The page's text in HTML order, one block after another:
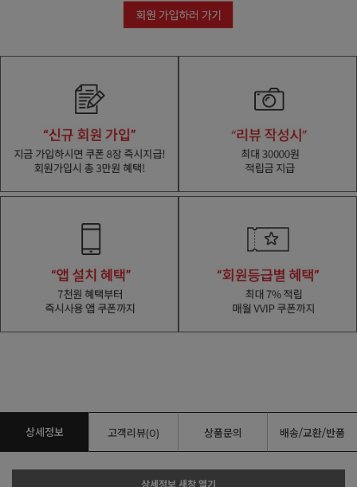
상세정보 고객리뷰(0) 상품문의 배송/교환/반품
상세정보 새창 열기